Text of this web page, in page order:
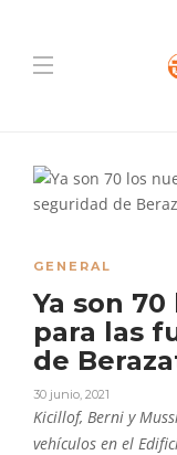
GENERAL
Ya son
para las
de
30 junio, 2021
Kicillof, Berni y
vehículos en el